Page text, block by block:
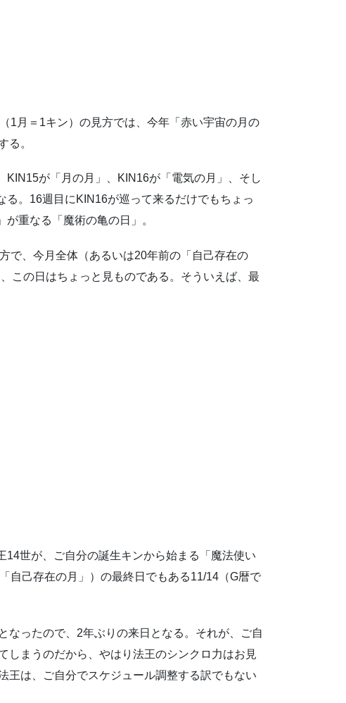
1月＝1キン）の見方では、今年「赤い宇宙の月の
る。
が「月の月」、KIN16が「電気の月」、そし
。16週目にKIN16が巡って来るだけでもちょっ
重なる「魔術の亀の日」。
で、今月全体（あるいは20年前の「自己存在の
この日はちょっと見ものである。そういえば、最
世が、ご自分の誕生キンから始まる「魔法使い
自己存在の月」）の最終日でもある11/14（G暦で
なったので、2年ぶりの来日となる。それが、ご自
しまうのだから、やはり法王のシンクロ力はお見
王は、ご自分でスケジュール調整する訳でもない